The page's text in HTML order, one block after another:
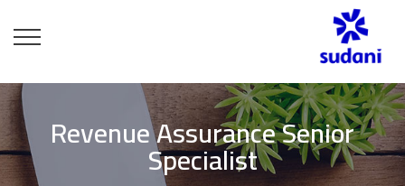
Revenue Assurance Senior
Specialist